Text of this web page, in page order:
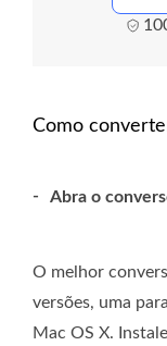
Como
- Abra o
O melhor
versões, uma
Mac OS X.